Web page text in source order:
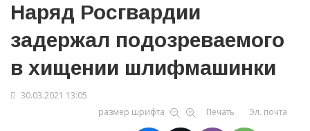
Наряд Росгвардии
задержал подозреваемого
в хищении шлифмашинки
30.03.2021 13:05
размер шрифта
Печать Эл. почта